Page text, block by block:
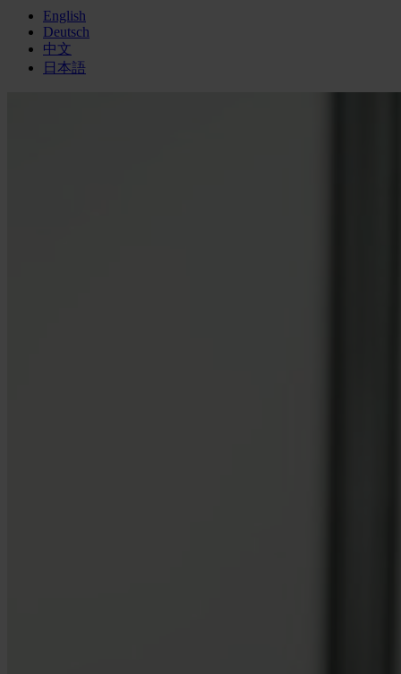
English
Deutsch
中文
日本語